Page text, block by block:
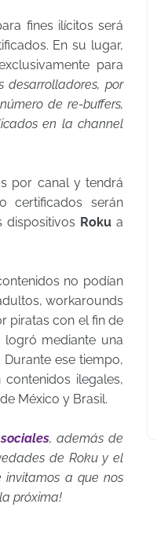
fines ilícitos será
En su lugar,
para
desarrolladores, por
de re-buffers,
en la channel
por canal y tendrá
certificados serán
dispositivos Roku a
no podían
workarounds
piratas con el fin de
logró mediante una
ese tiempo,
ilegales,
México y Brasil.
, además de
de Roku y el
invitamos a que nos
próxima!